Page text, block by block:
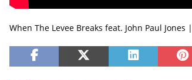
When The Levee Breaks feat. John Paul